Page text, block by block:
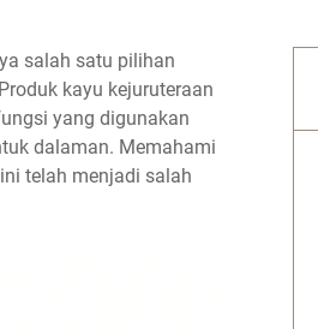
salah satu pilihan
kayu kejuruteraan
yang digunakan
dalaman. Memahami
telah menjadi salah